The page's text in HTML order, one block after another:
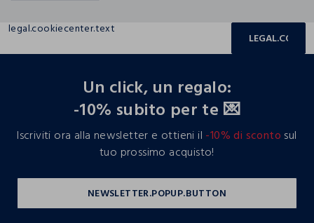
legal.cookiecenter.text
Un click, un regalo:
-10% subito per te 💌
Iscriviti ora alla newsletter e ottieni il -10% di sconto sul
tuo prossimo acquisto!